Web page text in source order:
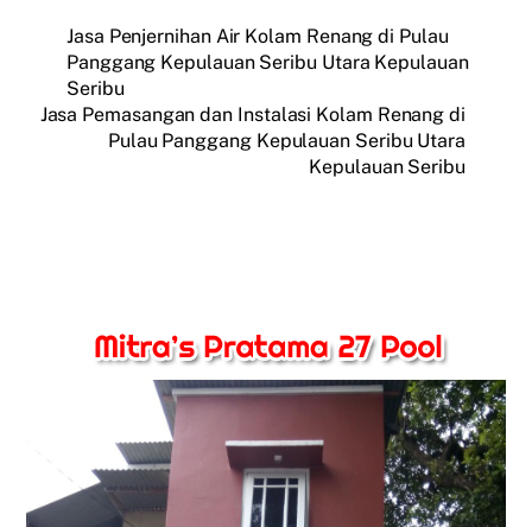
Jasa Penjernihan Air Kolam Renang di Pulau
Panggang Kepulauan Seribu Utara Kepulauan
Seribu
Jasa Pemasangan dan Instalasi Kolam Renang di
Pulau Panggang Kepulauan Seribu Utara
Kepulauan Seribu